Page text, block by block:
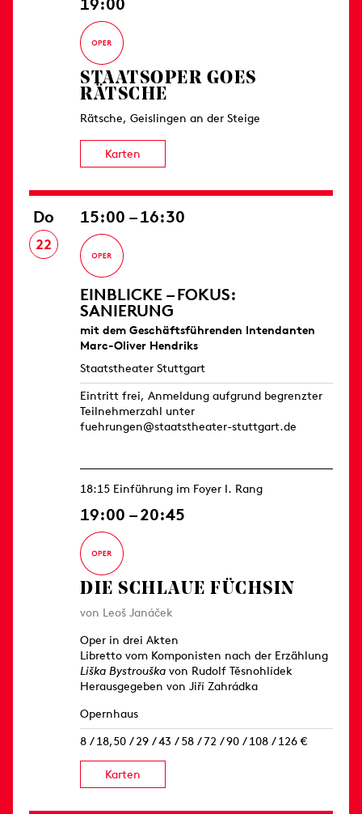
STAATSOPER GOES
RÄTSCHE
Rätsche, Geislingen an der Steige
Karten
Do
22
15:00 – 16:30
EINBLICKE – FOKUS:
SANIERUNG
mit dem Geschäftsführenden Intendanten
Marc-Oliver Hendriks
Staatstheater Stuttgart
Eintritt frei, Anmeldung aufgrund begrenzter
Teilnehmerzahl unter
fuehrungen@staatstheater-stuttgart.de
18:15 Einführung im Foyer I. Rang
19:00 – 20:45
DIE SCHLAUE FÜCHSIN
von Leoš Janáček
Oper in drei Akten
Libretto vom Komponisten nach der Erzählung
Liška Bystrouška von Rudolf Těsnohlídek
Herausgegeben von Jiří Zahrádka
Opernhaus
8 / 18,50 / 29 / 43 / 58 / 72 / 90 / 108 / 126 €
Karten